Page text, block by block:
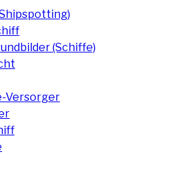
(Schiffe)
Versorger